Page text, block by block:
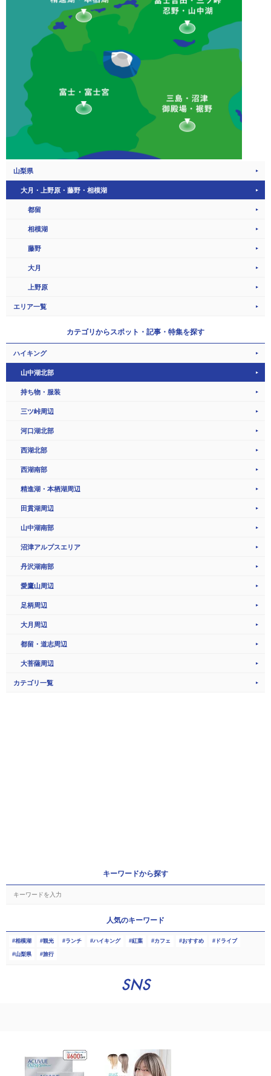
山梨県
大月・上野原・藤野・相模湖
都留
相模湖
藤野
大月
上野原
エリア一覧
カテゴリからスポット・記事・特集を探す
ハイキング
山中湖北部
持ち物・服装
三ツ峠周辺
河口湖北部
西湖北部
西湖南部
精進湖・本栖湖周辺
田貫湖周辺
山中湖南部
沼津アルプスエリア
丹沢湖南部
愛鷹山周辺
足柄周辺
大月周辺
都留・道志周辺
大菩薩周辺
カテゴリ一覧
キーワードから探す
人気のキーワード
相模湖 観光 ランチ ハイキング 紅葉 カフェ おすすめ ドライブ
山梨県 旅行
SNS